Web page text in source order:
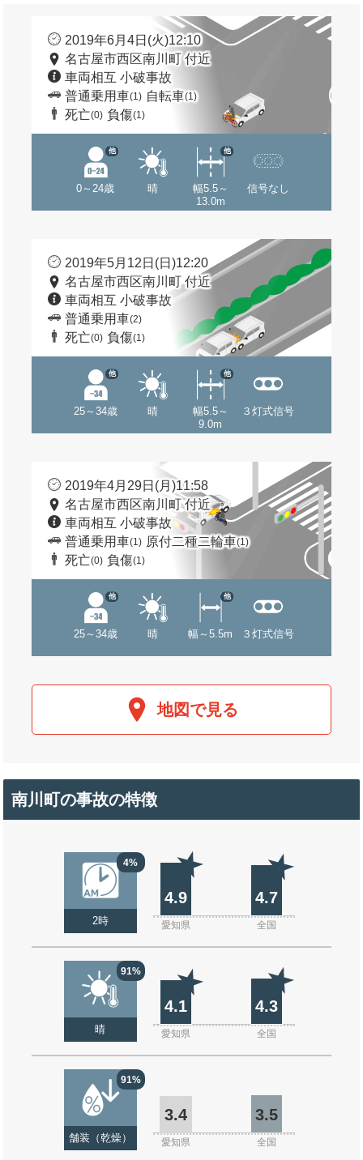
2019年6月4日(火)12:10
名古屋市西区南川町 付近
車両相互 小破事故
普通乗用車(1) 自転車(1)
死亡(0) 負傷(1)
0～24歳
他
晴
幅5.5～
13.0m
他
信号なし
2019年5月12日(日)12:20
名古屋市西区南川町 付近
車両相互 小破事故
普通乗用車(2)
死亡(0) 負傷(1)
25～34歳
他
晴
幅5.5～
9.0m
他
３灯式信号
2019年4月29日(月)11:58
名古屋市西区南川町 付近
車両相互 小破事故
普通乗用車(1) 原付二種二輪車(1)
死亡(0) 負傷(1)
25～34歳
他
晴 幅～5.5m
他
３灯式信号
地図で見る
南川町の事故の特徴
4%
2時
4.9 4.7
愛知県 全国
91%
晴
4.1 4.3
愛知県 全国
91%
舗装（乾燥）
3.4 3.5
愛知県 全国